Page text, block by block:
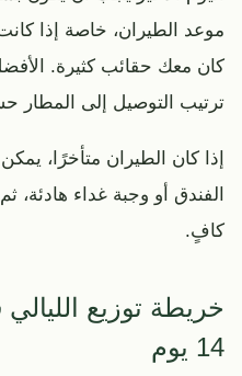
موعد الطيران، خاصة إذا
كان معك حقائب كثيرة.
ترتيب التوصيل إلى
إذا كان الطيران متأخرًا،
الفندق أو وجبة غداء هادئة،
كافٍ.
خريطة توزيع
14 يوم